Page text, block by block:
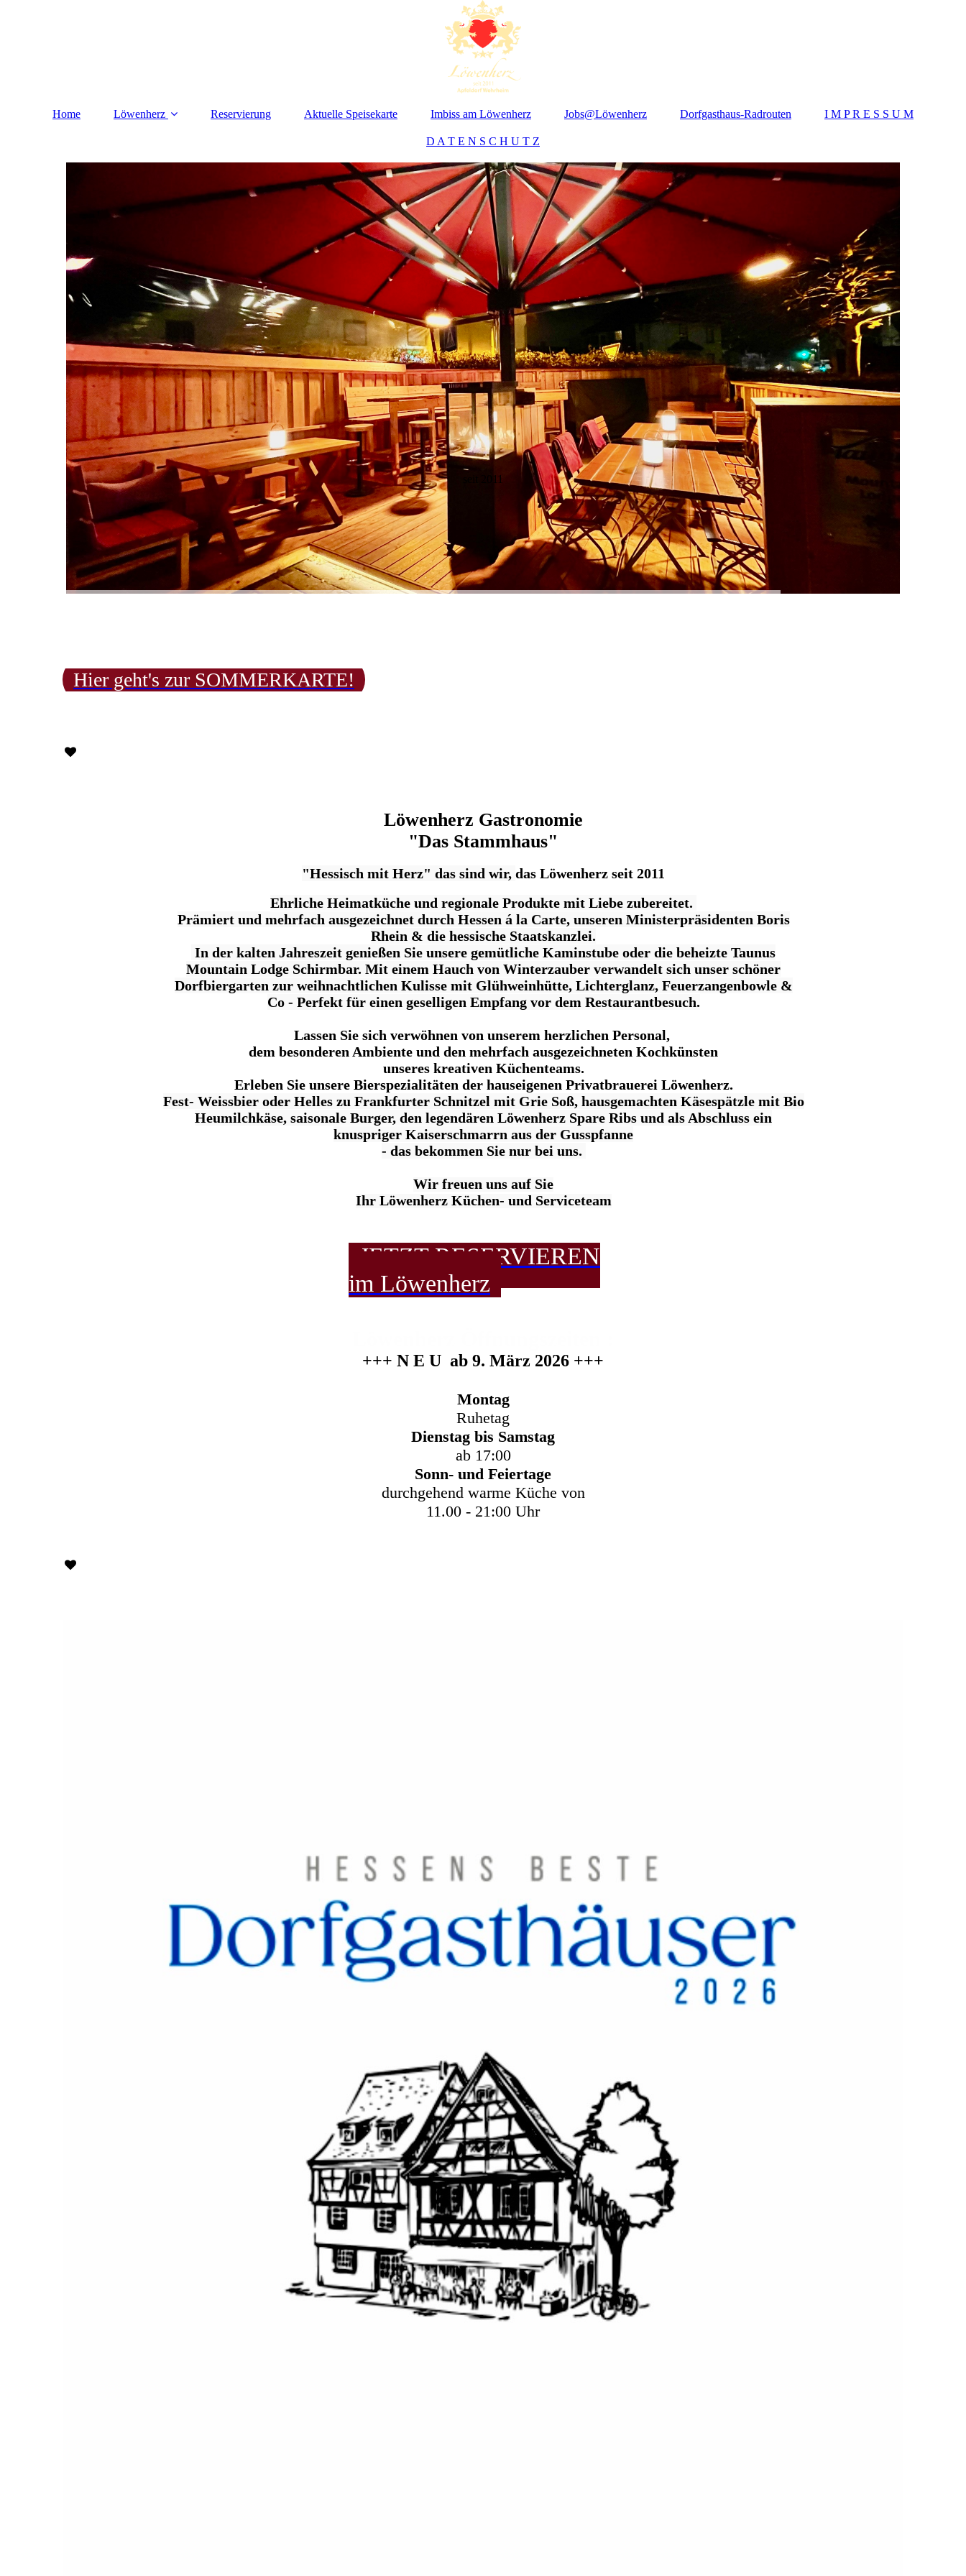
Home Löwenherz Reservierung Aktuelle Speisekarte Imbiss am Löwenherz Jobs@Löwenherz Dorfgasthaus-Radrouten I M P R E S S U M
D A T E N S C H U T Z
seit 2011
Hier geht's zur SOMMERKARTE!
Löwenherz Gastronomie
"Das Stammhaus"
"Hessisch mit Herz" das sind wir, das Löwenherz seit 2011
Ehrliche Heimatküche und regionale Produkte mit Liebe zubereitet.
Prämiert und mehrfach ausgezeichnet durch Hessen á la Carte, unseren Ministerpräsidenten Boris
Rhein & die hessische Staatskanzlei.
In der kalten Jahreszeit genießen Sie unsere gemütliche Kaminstube oder die beheizte Taunus
Mountain Lodge Schirmbar. Mit einem Hauch von Winterzauber verwandelt sich unser schöner
Dorfbiergarten zur weihnachtlichen Kulisse mit Glühweinhütte, Lichterglanz, Feuerzangenbowle &
Co - Perfekt für einen geselligen Empfang vor dem Restaurantbesuch.
Lassen Sie sich verwöhnen von unserem herzlichen Personal,
dem besonderen Ambiente und den mehrfach ausgezeichneten Kochkünsten
unseres kreativen Küchenteams.
Erleben Sie unsere Bierspezialitäten der hauseigenen Privatbrauerei Löwenherz.
Fest- Weissbier oder Helles zu Frankfurter Schnitzel mit Grie Soß, hausgemachten Käsespätzle mit Bio
Heumilchkäse, saisonale Burger, den legendären Löwenherz Spare Ribs und als Abschluss ein
knuspriger Kaiserschmarrn aus der Gusspfanne
- das bekommen Sie nur bei uns.
Wir freuen uns auf Sie
Ihr Löwenherz Küchen- und Serviceteam
JETZT RESERVIEREN
im Löwenherz
+++ N E U ab 9. März 2026 +++
Montag
Ruhetag
Dienstag bis Samstag
ab 17:00
Sonn- und Feiertage
durchgehend warme Küche von
11.00 - 21:00 Uhr